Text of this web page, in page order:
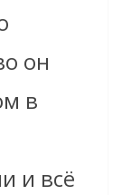
он
в
и всё